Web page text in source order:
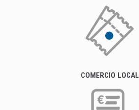
COMERCIO LOCAL